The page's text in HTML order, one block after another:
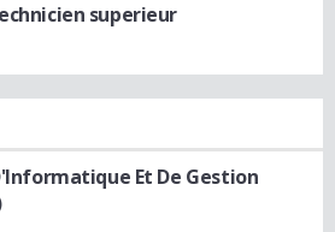
superieur
Et De Gestion